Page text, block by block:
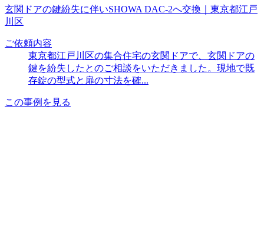
玄関ドアの鍵紛失に伴いSHOWA DAC-2へ交換｜東京都江戸
川区
ご依頼内容
東京都江戸川区の集合住宅の玄関ドアで、玄関ドアの
鍵を紛失したとのご相談をいただきました。現地で既
存錠の型式と扉の寸法を確...
この事例を見る